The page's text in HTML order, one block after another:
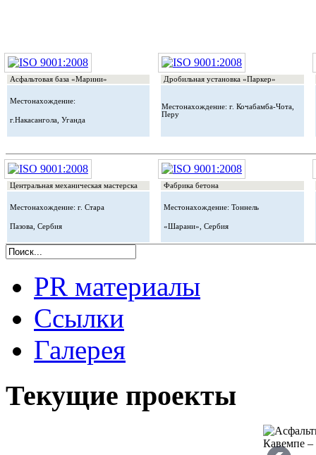
Асфальтовая база «Марини» Дробильная установка «Паркер»
Местонахождение:
г.Накасангола, Уганда
Местонахождение: г. Кочабамба-Чота,
Перу
Центральная механическая мастерска Фабрика бетона
Местонахождение: г. Стара
Пазова, Сербия
Местонахождение: Тоннель
«Шарани», Сербия
PR материалы
Ссылки
Галерея
Текущие проекты